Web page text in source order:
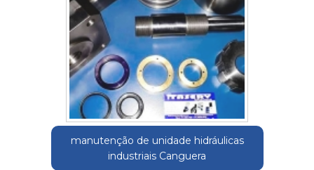
manutenção de unidade hidráulicas
industriais Canguera